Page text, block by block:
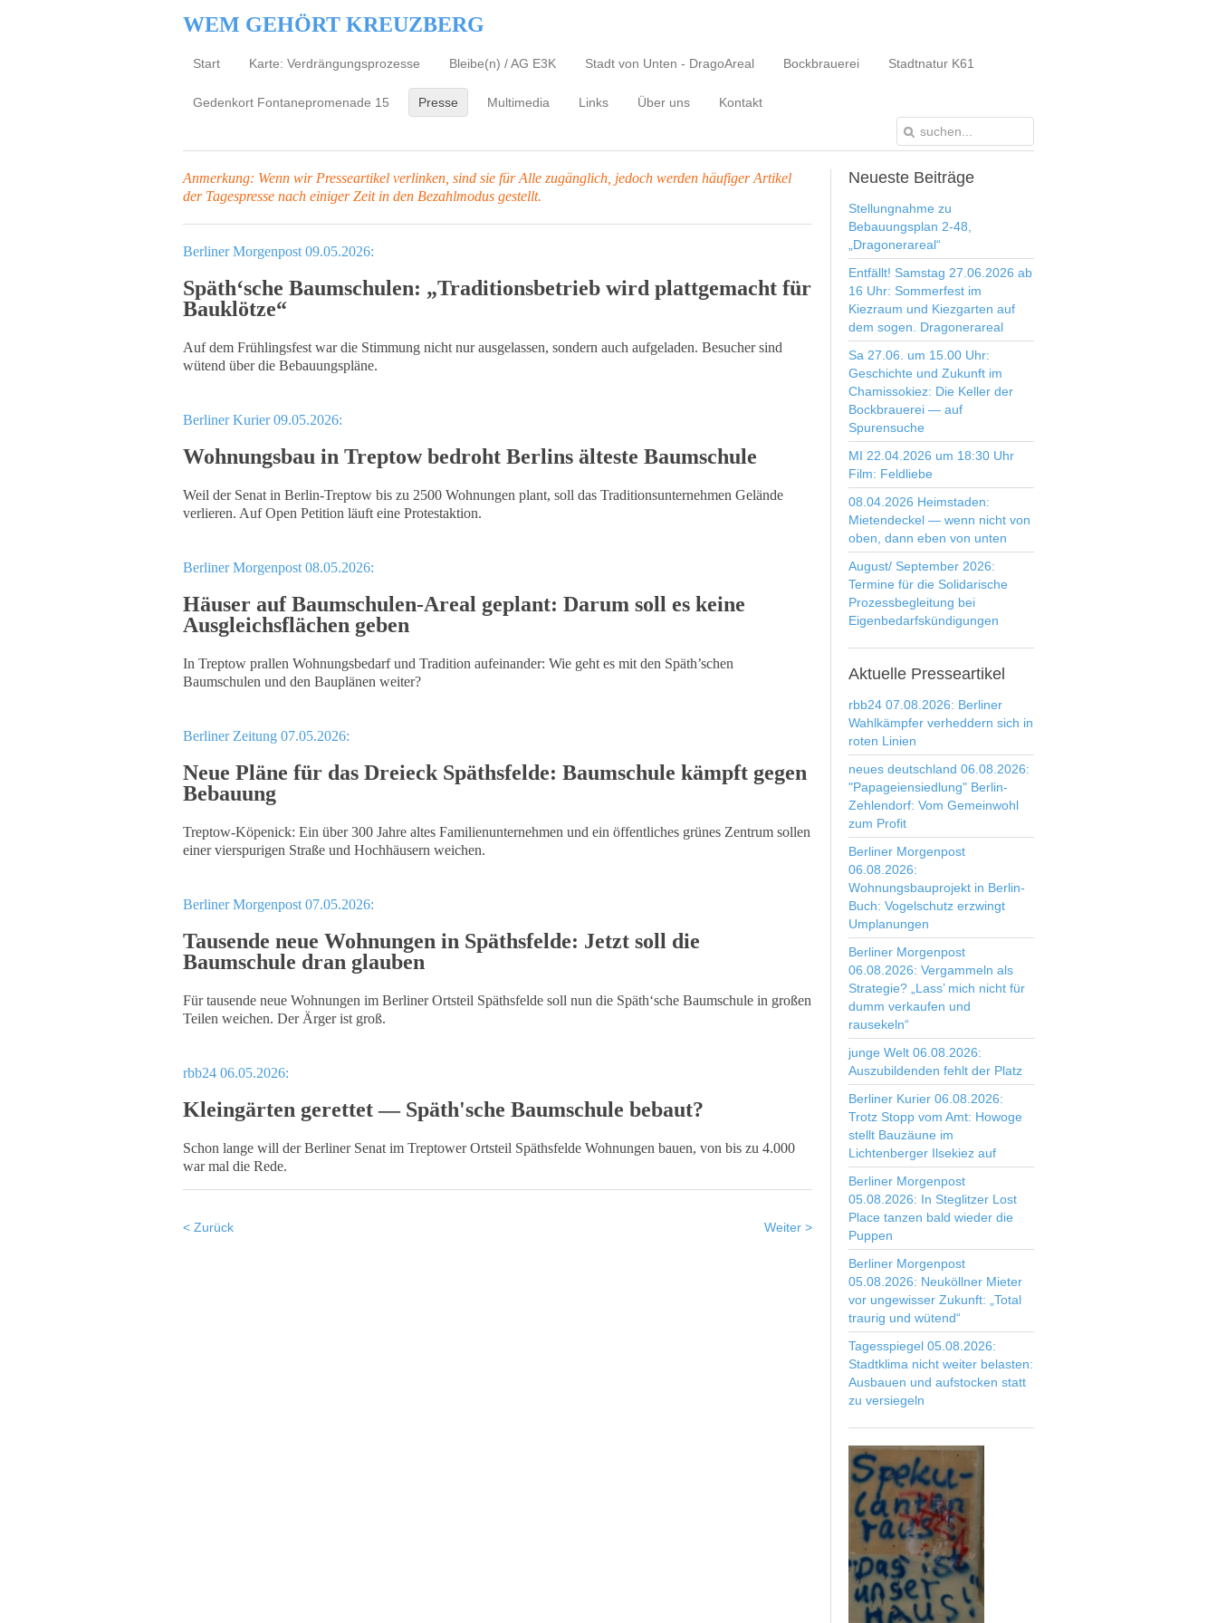
WEM GEHÖRT KREUZBERG
Start Karte: Verdrängungsprozesse Bleibe(n) / AG E3K Stadt von Unten - DragoAreal Bockbrauerei Stadtnatur K61
Gedenkort Fontanepromenade 15 Presse Multimedia Links Über uns Kontakt
Anmerkung: Wenn wir Presseartikel verlinken, sind sie für Alle zugänglich, jedoch werden häufiger Artikel
der Tagespresse nach einiger Zeit in den Bezahlmodus gestellt.
Berliner Morgenpost 09.05.2026:
Späth‘sche Baumschulen: „Traditionsbetrieb wird plattgemacht für
Bauklötze“
Auf dem Frühlingsfest war die Stimmung nicht nur ausgelassen, sondern auch aufgeladen. Besucher sind
wütend über die Bebauungspläne.
Berliner Kurier 09.05.2026:
Wohnungsbau in Treptow bedroht Berlins älteste Baumschule
Weil der Senat in Berlin-Treptow bis zu 2500 Wohnungen plant, soll das Traditionsunternehmen Gelände
verlieren. Auf Open Petition läuft eine Protestaktion.
Berliner Morgenpost 08.05.2026:
Häuser auf Baumschulen-Areal geplant: Darum soll es keine
Ausgleichsflächen geben
In Treptow prallen Wohnungsbedarf und Tradition aufeinander: Wie geht es mit den Späth’schen
Baumschulen und den Bauplänen weiter?
Berliner Zeitung 07.05.2026:
Neue Pläne für das Dreieck Späthsfelde: Baumschule kämpft gegen
Bebauung
Treptow-Köpenick: Ein über 300 Jahre altes Familienunternehmen und ein öffentliches grünes Zentrum sollen
einer vierspurigen Straße und Hochhäusern weichen.
Berliner Morgenpost 07.05.2026:
Tausende neue Wohnungen in Späthsfelde: Jetzt soll die
Baumschule dran glauben
Für tausende neue Wohnungen im Berliner Ortsteil Späthsfelde soll nun die Späth‘sche Baumschule in großen
Teilen weichen. Der Ärger ist groß.
rbb24 06.05.2026:
Kleingärten gerettet — Späth'sche Baumschule bebaut?
Schon lange will der Berliner Senat im Treptower Ortsteil Späthsfelde Wohnungen bauen, von bis zu 4.000
war mal die Rede.
< Zurück Weiter >
Neueste Beiträge
Stellungnahme zu
Bebauungsplan 2-48,
„Dragonerareal“
Entfällt! Samstag 27.06.2026 ab
16 Uhr: Sommerfest im
Kiezraum und Kiezgarten auf
dem sogen. Dragonerareal
Sa 27.06. um 15.00 Uhr:
Geschichte und Zukunft im
Chamissokiez: Die Keller der
Bockbrauerei — auf
Spurensuche
MI 22.04.2026 um 18:30 Uhr
Film: Feldliebe
08.04.2026 Heimstaden:
Mietendeckel — wenn nicht von
oben, dann eben von unten
August/ September 2026:
Termine für die Solidarische
Prozessbegleitung bei
Eigenbedarfskündigungen
Aktuelle Presseartikel
rbb24 07.08.2026: Berliner
Wahlkämpfer verheddern sich in
roten Linien
neues deutschland 06.08.2026:
"Papageiensiedlung" Berlin-
Zehlendorf: Vom Gemeinwohl
zum Profit
Berliner Morgenpost
06.08.2026:
Wohnungsbauprojekt in Berlin-
Buch: Vogelschutz erzwingt
Umplanungen
Berliner Morgenpost
06.08.2026: Vergammeln als
Strategie? „Lass’ mich nicht für
dumm verkaufen und
rausekeln“
junge Welt 06.08.2026:
Auszubildenden fehlt der Platz
Berliner Kurier 06.08.2026:
Trotz Stopp vom Amt: Howoge
stellt Bauzäune im
Lichtenberger Ilsekiez auf
Berliner Morgenpost
05.08.2026: In Steglitzer Lost
Place tanzen bald wieder die
Puppen
Berliner Morgenpost
05.08.2026: Neuköllner Mieter
vor ungewisser Zukunft: „Total
traurig und wütend“
Tagesspiegel 05.08.2026:
Stadtklima nicht weiter belasten:
Ausbauen und aufstocken statt
zu versiegeln